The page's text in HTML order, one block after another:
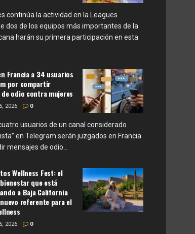
continúa la actividad en la Leagues
dos de los equipos más importantes de la
harán su primera participación en esta
Francia a 34 usuarios
por compartir
odio contra mujeres
2026 0
usuarios de un canal considerado
en Telegram serán juzgados en Francia
mensajes de odio...
Wellness Fest: el
que está
a Baja California
referente para el
2026 0